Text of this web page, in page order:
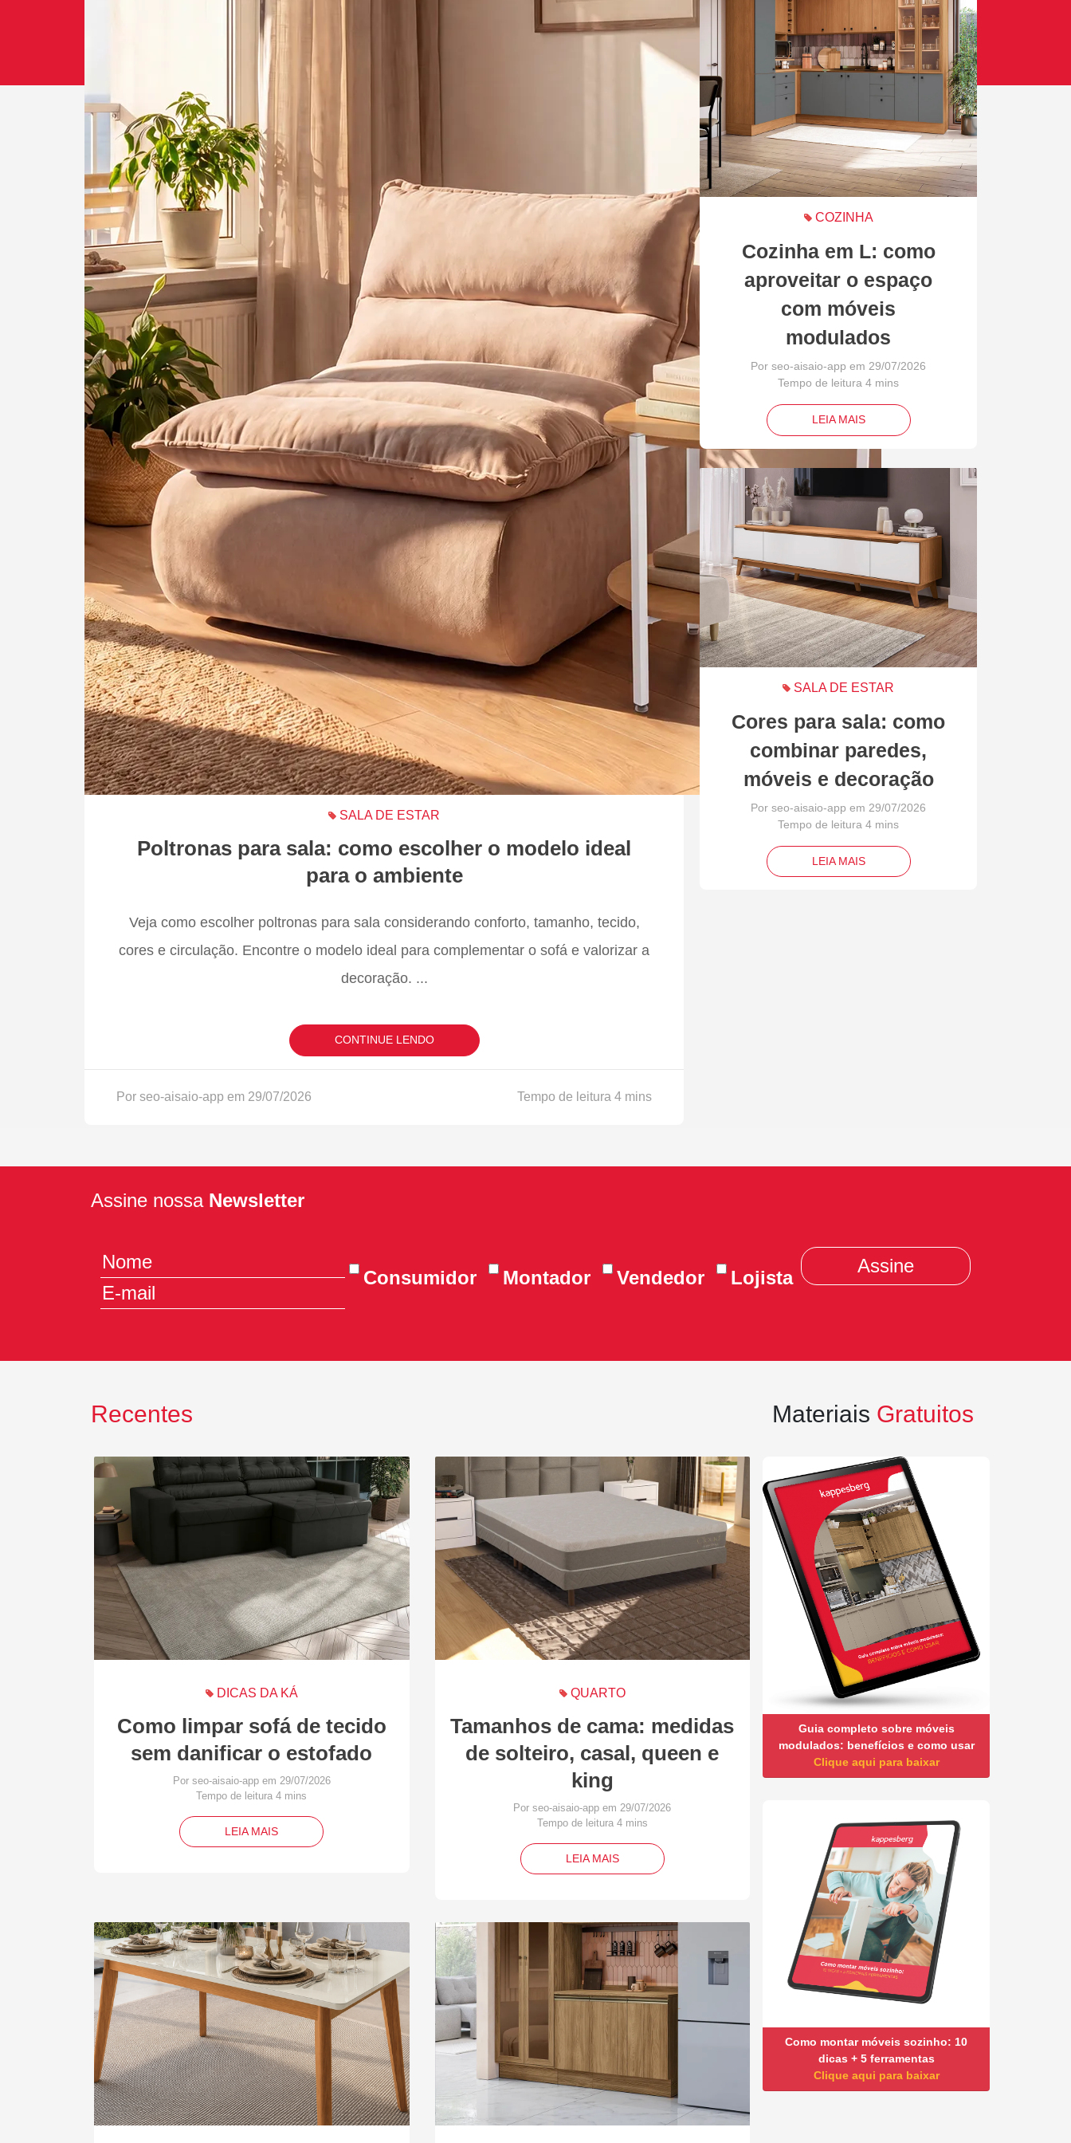
SALA DE ESTAR
Poltronas para sala: como escolher o modelo ideal
para o ambiente
Veja como escolher poltronas para sala considerando conforto, tamanho, tecido,
cores e circulação. Encontre o modelo ideal para complementar o sofá e valorizar a
decoração. ...
CONTINUE LENDO
Por seo-aisaio-app em 29/07/2026
COZINHA
Cozinha em L: como
aproveitar o espaço
com móveis
modulados
Por seo-aisaio-app em 29/07/2026
LEIA MAIS
SALA DE ESTAR
Cores para sala: como
combinar paredes,
móveis e decoração
Por seo-aisaio-app em 29/07/2026
LEIA MAIS
Assine nossa Newsletter
Consumidor Montador Vendedor Lojista
Recentes
DICAS DA KÁ
Como limpar sofá de tecido
sem danificar o estofado
Por seo-aisaio-app em 29/07/2026
LEIA MAIS
QUARTO
Tamanhos de cama: medidas
de solteiro, casal, queen e
king
Por seo-aisaio-app em 29/07/2026
LEIA MAIS
Materiais Gratuitos
Guia completo sobre móveis
modulados: benefícios e como usar
Clique aqui para baixar
Como montar móveis sozinho: 10
dicas + 5 ferramentas
Clique aqui para baixar